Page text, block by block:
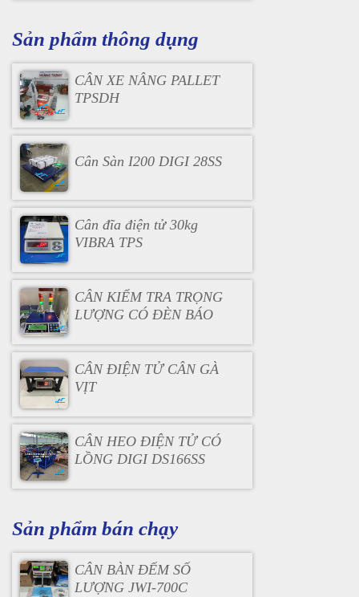
Sản phẩm thông dụng
CÂN XE NÂNG PALLET
TPSDH
Cân Sàn I200 DIGI 28SS
Cân đĩa điện tử 30kg
VIBRA TPS
CÂN KIỂM TRA TRỌNG
LƯỢNG CÓ ĐÈN BÁO
CÂN ĐIỆN TỬ CÂN GÀ
VỊT
CÂN HEO ĐIỆN TỬ CÓ
LỒNG DIGI DS166SS
Sản phẩm bán chạy
CÂN BÀN ĐẾM SỐ
LƯỢNG JWI-700C